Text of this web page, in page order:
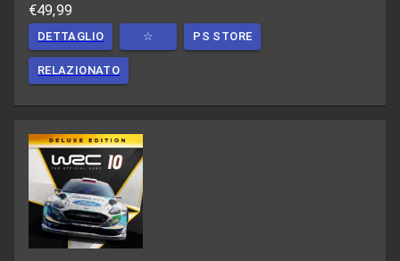
€49,99
DETTAGLIO ☆ PS STORE
RELAZIONATO